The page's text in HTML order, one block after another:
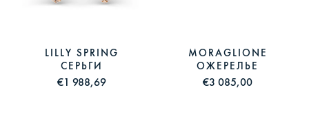
LILLY SPRING
СЕРЬГИ
€1 988,69
MORAGLIONE
ОЖЕРЕЛЬЕ
€3 085,00